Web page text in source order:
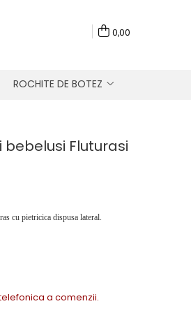
0,00
ROCHITE DE BOTEZ
bebelusi Fluturasi
cu pietricica dispusa lateral.
a comenzii.